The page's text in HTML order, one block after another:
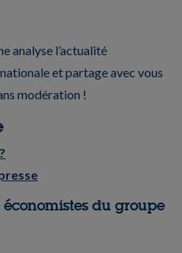
analyse l’actualité
et partage avec vous
modération !
économistes du groupe